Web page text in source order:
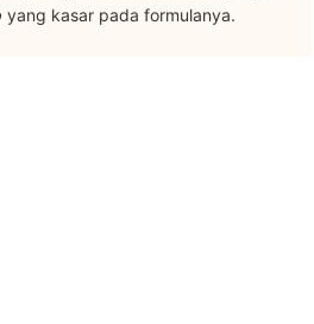
yang kasar pada formulanya.